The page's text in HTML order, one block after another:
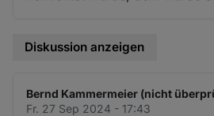
Diskussion anzeigen
Bernd Kammermeier (nicht
Fr. 27 Sep 2024 - 17:43